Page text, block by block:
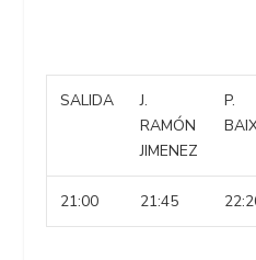
SALIDA
J.
RAMÓN
JIMENEZ
P.
21:00 21:45